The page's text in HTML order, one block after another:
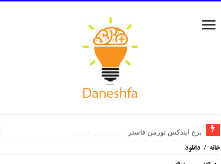
برج ایندکس نورمن فاستر
خانه / دانلود